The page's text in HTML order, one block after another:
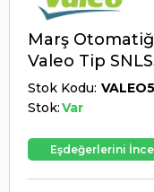
Marş
Valeo Tip
Stok Kodu
Stok:Var
Eşdeğerlerini